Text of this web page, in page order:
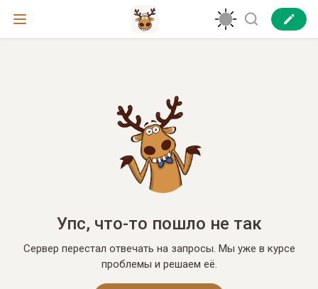
Упс, что-то пошло не так
Сервер перестал отвечать на запросы. Мы уже в курсе
проблемы и решаем её.